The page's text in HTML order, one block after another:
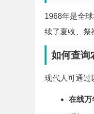
1968年是全
续了夏收、祭
如何查询
现代人可通过
在线万